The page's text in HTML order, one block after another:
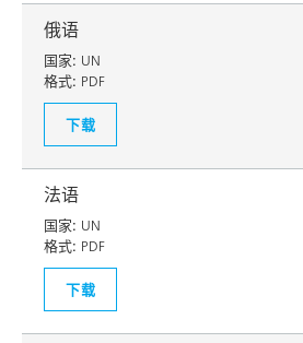
俄语
国家: UN
格式: PDF
下载
法语
国家: UN
格式: PDF
下载